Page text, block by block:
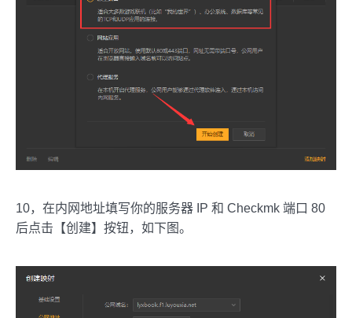
10，在内网地址填写你的服务器 IP 和 Checkmk 端口 80
后点击【创建】按钮，如下图。